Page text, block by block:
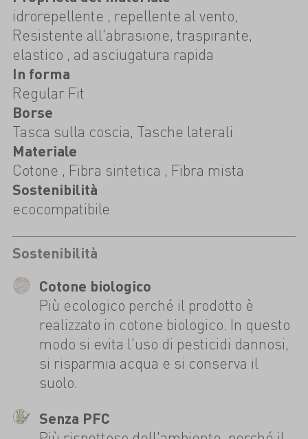
idrorepellente , repellente al vento,
Resistente all'abrasione, traspirante,
elastico , ad asciugatura rapida
In forma
Regular Fit
Borse
Tasca sulla coscia, Tasche laterali
Materiale
Cotone , Fibra sintetica , Fibra mista
Sostenibilità
ecocompatibile
Sostenibilità
Cotone biologico
Più ecologico perché il prodotto è
realizzato in cotone biologico. In questo
modo si evita l'uso di pesticidi dannosi,
si risparmia acqua e si conserva il
suolo.
Senza PFC